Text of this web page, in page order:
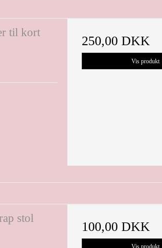
til kort
250,00 DKK
Vis produkt
stol
100,00 DKK